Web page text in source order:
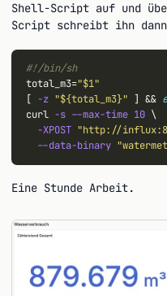
Shell-Script auf und
Script schreibt ihn
#!/bin/sh
total_m3="$1"
[ -z "${total_m3}" ] &&
curl -s --max-time 10 \
-XPOST "http://
--data-binary
Eine Stunde Arbeit.